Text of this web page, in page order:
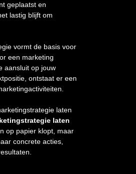
geplaatst en
lastig blijft om
vormt de basis voor
een marketing
aansluit op jouw
ontstaat er een
laten
laten
op papier klopt, maar
concrete acties,